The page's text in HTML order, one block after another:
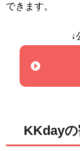
できます。
↓
KKdayの